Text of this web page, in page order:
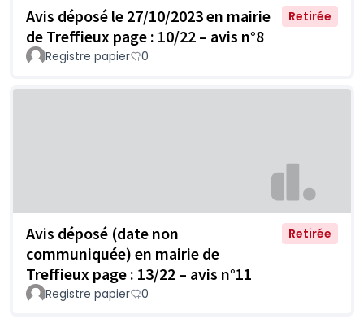
Avis déposé le 27/10/2023 en mairie
de Treffieux page : 10/22 – avis n°8
Retirée
Registre papier 0
Avis déposé (date non
communiquée) en mairie de
Treffieux page : 13/22 – avis n°11
Retirée
Registre papier 0